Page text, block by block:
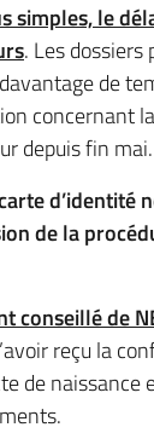
simples, le
. Les dossiers
de
concernant
depuis fin mai.
d’identité
de la
conseillé de
reçu la
de naissance